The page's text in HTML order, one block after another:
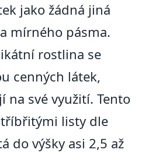
jako žádná jiná
mírného pásma.
rostlina se
cenných látek,
na své využití. Tento
listy dle
do výšky asi 2,5 až